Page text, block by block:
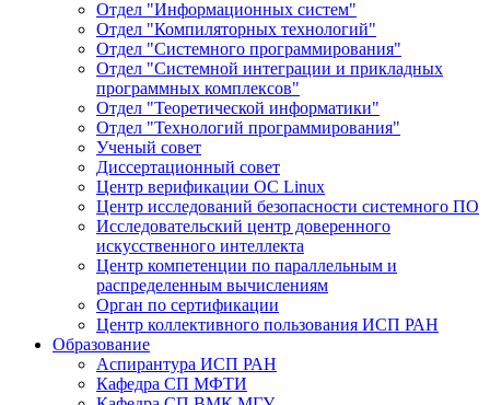
Отдел "Информационных систем"
Отдел "Компиляторных технологий"
Отдел "Системного программирования"
Отдел "Системной интеграции и прикладных
программных комплексов"
Отдел "Теоретической информатики"
Отдел "Технологий программирования"
Ученый совет
Диссертационный совет
Центр верификации ОС Linux
Центр исследований безопасности системного ПО
Исследовательский центр доверенного
искусственного интеллекта
Центр компетенции по параллельным и
распределенным вычислениям
Орган по сертификации
Центр коллективного пользования ИСП РАН
Образование
Аспирантура ИСП РАН
Кафедра СП МФТИ